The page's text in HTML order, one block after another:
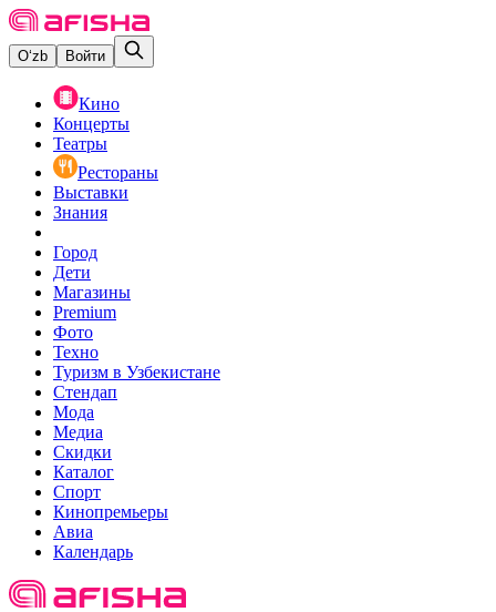
O‘zb Войти
Кино
Концерты
Театры
Рестораны
Выставки
Знания
Город
Дети
Магазины
Premium
Фото
Техно
Туризм в Узбекистане
Стендап
Мода
Медиа
Скидки
Каталог
Спорт
Кинопремьеры
Авиа
Календарь